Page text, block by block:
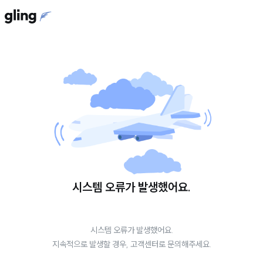
시스템 오류가 발생했어요.
시스템 오류가 발생했어요.
지속적으로 발생할 경우, 고객센터로 문의해주세요.